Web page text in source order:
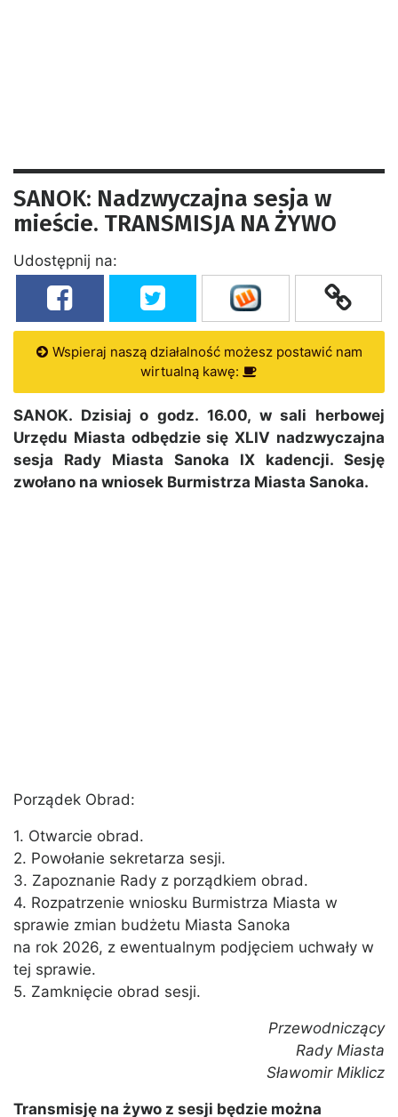
SANOK: Nadzwyczajna sesja w
mieście. TRANSMISJA NA ŻYWO
Udostępnij na:
Wspieraj naszą działalność możesz postawić nam
wirtualną kawę:
SANOK. Dzisiaj o godz. 16.00, w sali herbowej
Urzędu Miasta odbędzie się XLIV nadzwyczajna
sesja Rady Miasta Sanoka IX kadencji. Sesję
zwołano na wniosek Burmistrza Miasta Sanoka.
Porządek Obrad:
1. Otwarcie obrad.
2. Powołanie sekretarza sesji.
3. Zapoznanie Rady z porządkiem obrad.
4. Rozpatrzenie wniosku Burmistrza Miasta w
sprawie zmian budżetu Miasta Sanoka
na rok 2026, z ewentualnym podjęciem uchwały w
tej sprawie.
5. Zamknięcie obrad sesji.
Przewodniczący
Rady Miasta
Sławomir Miklicz
Transmisję na żywo z sesji będzie można